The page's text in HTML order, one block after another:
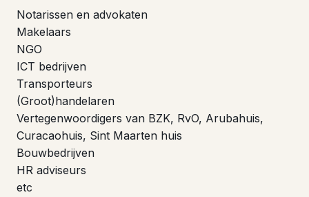
Notarissen en advokaten
Makelaars
NGO
ICT bedrijven
Transporteurs
(Groot)handelaren
Vertegenwoordigers van BZK, RvO, Arubahuis,
Curacaohuis, Sint Maarten huis
Bouwbedrijven
HR adviseurs
etc